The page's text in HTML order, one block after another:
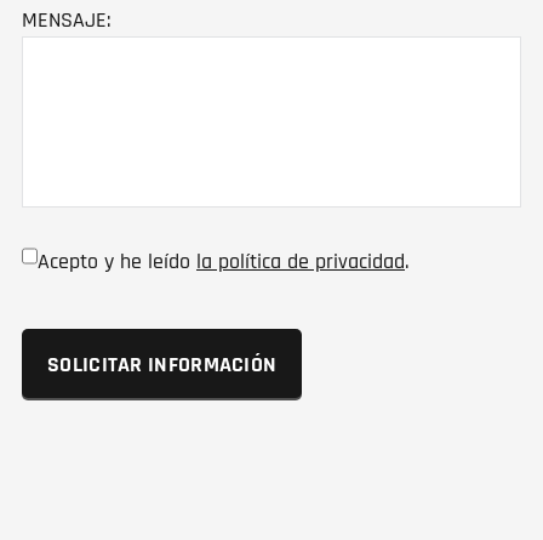
MENSAJE:
Acepto y he leído la política de privacidad.